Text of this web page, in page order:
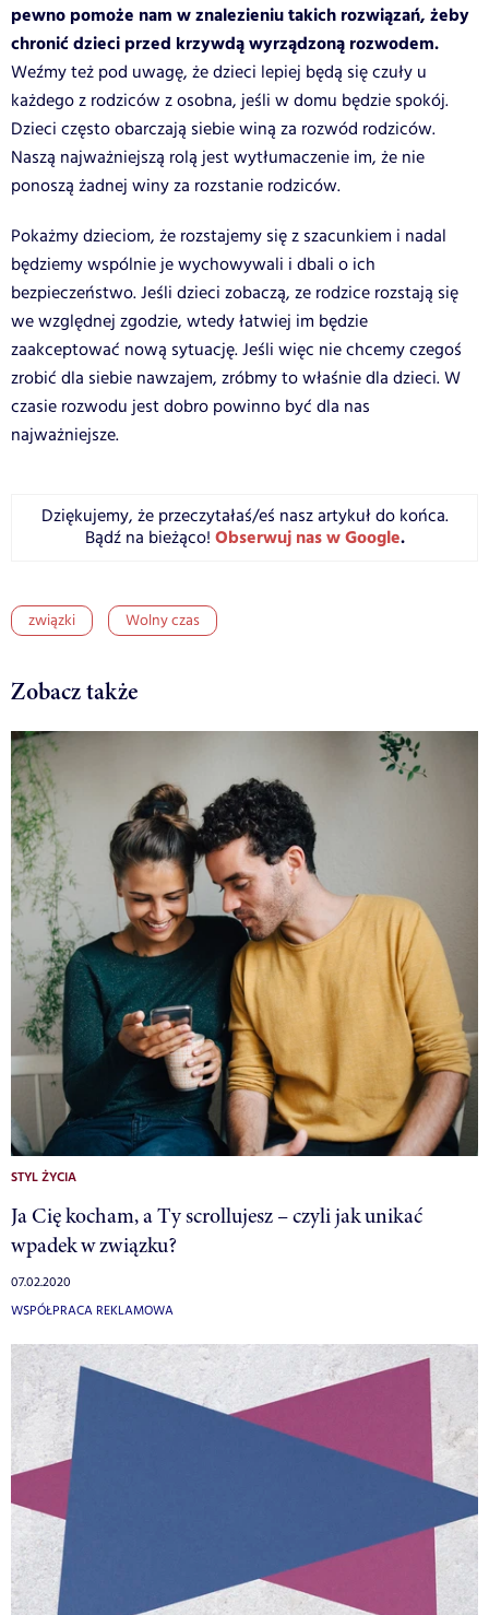
pewno pomoże nam w znalezieniu takich rozwiązań, żeby
chronić dzieci przed krzywdą wyrządzoną rozwodem.
Weźmy też pod uwagę, że dzieci lepiej będą się czuły u
każdego z rodziców z osobna, jeśli w domu będzie spokój.
Dzieci często obarczają siebie winą za rozwód rodziców.
Naszą najważniejszą rolą jest wytłumaczenie im, że nie
ponoszą żadnej winy za rozstanie rodziców.
Pokażmy dzieciom, że rozstajemy się z szacunkiem i nadal
będziemy wspólnie je wychowywali i dbali o ich
bezpieczeństwo. Jeśli dzieci zobaczą, ze rodzice rozstają się
we względnej zgodzie, wtedy łatwiej im będzie
zaakceptować nową sytuację. Jeśli więc nie chcemy czegoś
zrobić dla siebie nawzajem, zróbmy to właśnie dla dzieci. W
czasie rozwodu jest dobro powinno być dla nas
najważniejsze.
Dziękujemy, że przeczytałaś/eś nasz artykuł do końca.
Bądź na bieżąco! Obserwuj nas w Google.
związki Wolny czas
Zobacz także
STYL ŻYCIA
Ja Cię kocham, a Ty scrollujesz – czyli jak unikać
wpadek w związku?
07.02.2020
WSPÓŁPRACA REKLAMOWA